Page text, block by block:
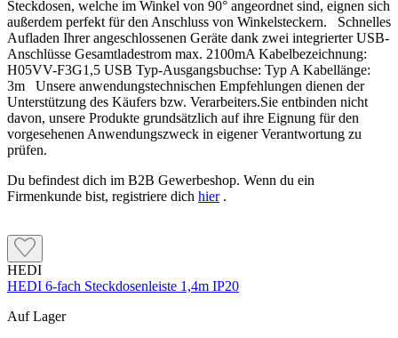
Steckdosen, welche im Winkel von 90° angeordnet sind, eignen sich
außerdem perfekt für den Anschluss von Winkelsteckern. Schnelles
Aufladen Ihrer angeschlossenen Geräte dank zwei integrierter USB-
Anschlüsse Gesamtladestrom max. 2100mA Kabelbezeichnung:
H05VV-F3G1,5 USB Typ-Ausgangsbuchse: Typ A Kabellänge:
3m Unsere anwendungstechnischen Empfehlungen dienen der
Unterstützung des Käufers bzw. Verarbeiters.Sie entbinden nicht
davon, unsere Produkte grundsätzlich auf ihre Eignung für den
vorgesehenen Anwendungszweck in eigener Verantwortung zu
prüfen.
Du befindest dich im B2B Gewerbeshop. Wenn du ein
Firmenkunde bist, registriere dich hier.
HEDI
HEDI 6-fach Steckdosenleiste 1,4m IP20
Auf Lager